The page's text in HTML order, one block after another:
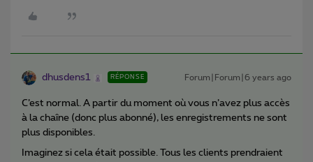
dhusdens1 RÉPONSE Forum|Forum|6 years ago
C’est normal. A partir du moment où vous n’avez plus accès
à la chaîne (donc plus abonné), les enregistrements ne sont
plus disponibles.
Imaginez si cela était possible. Tous les clients prendraient